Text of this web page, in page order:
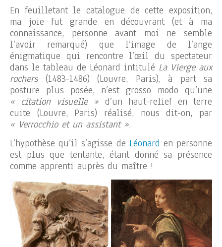
En feuilletant le catalogue de cette exposition,
ma joie fut grande en découvrant (et à ma
connaissance, personne avant moi ne semble
l’avoir remarqué) que l’image de l’ange
énigmatique qui rencontre l’œil du spectateur
dans le tableau de Léonard intitulé La Vierge aux
rochers(1483-1486) (Louvre, Paris), à part sa
posture plus posée, n’est grosso modo qu’une
« citation visuelle » d’un haut-relief en terre
cuite (Louvre, Paris) réalisé, nous dit-on, par
« Verrocchio et un assistant ».
L’hypothèse qu’il s’agisse de Léonard en personne
est plus que tentante, étant donné sa présence
comme apprenti auprès du maître !